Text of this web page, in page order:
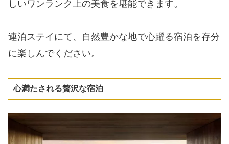
しいワンランク上の美食を堪能できます。
連泊ステイにて、自然豊かな地で心躍る宿泊を存分
に楽しんでください。
心満たされる贅沢な宿泊